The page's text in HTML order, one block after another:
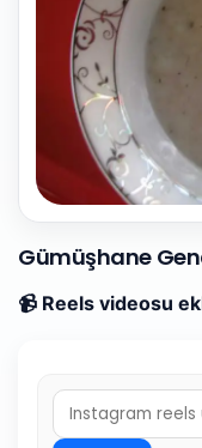
Gümüşhane
📹 Reels videosu